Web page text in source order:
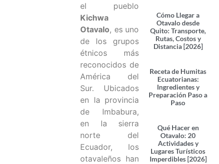
el pueblo
Kichwa
Otavalo, es uno
de los grupos
étnicos más
reconocidos de
América del
Sur. Ubicados
en la provincia
de Imbabura,
en la sierra
norte del
Ecuador, los
otavaleños han
Cómo Llegar a
Otavalo desde
Quito: Transporte,
Rutas, Costos y
Distancia [2026]
Receta de Humitas
Ecuatorianas:
Ingredientes y
Preparación Paso a
Paso
Qué Hacer en
Otavalo: 20
Actividades y
Lugares Turísticos
Imperdibles [2026]